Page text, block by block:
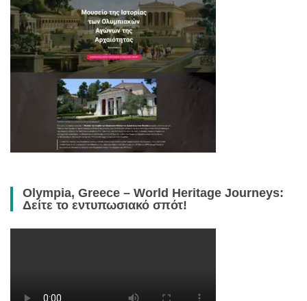
Olympia, Greece – World Heritage Journeys:
Δείτε το εντυπωσιακό σπότ!